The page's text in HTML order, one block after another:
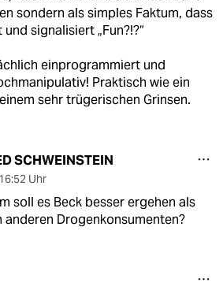
sondern als simples Faktum, dass
signalisiert „Fun?!?“
einprogrammiert und
Praktisch wie ein
sehr trügerischen Grinsen.
SCHWEINSTEIN
16:52 Uhr
soll es Beck besser ergehen als
anderen Drogenkonsumenten?